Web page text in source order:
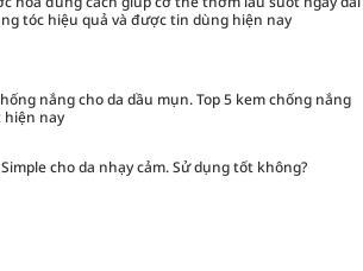
tóc hiệu quả và được tin dùng hiện nay
nắng cho da dầu mụn. Top 5 kem chống nắng
hiện nay
cho da nhạy cảm. Sử dụng tốt không?